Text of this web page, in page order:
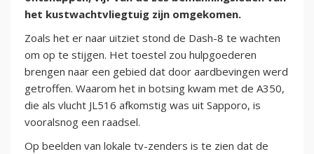
het kustwachtvliegtuig zijn omgekomen.
Zoals het er naar uitziet stond de Dash-8 te wachten
om op te stijgen. Het toestel zou hulpgoederen
brengen naar een gebied dat door aardbevingen werd
getroffen. Waarom het in botsing kwam met de A350,
die als vlucht JL516 afkomstig was uit Sapporo, is
vooralsnog een raadsel.
Op beelden van lokale tv-zenders is te zien dat de